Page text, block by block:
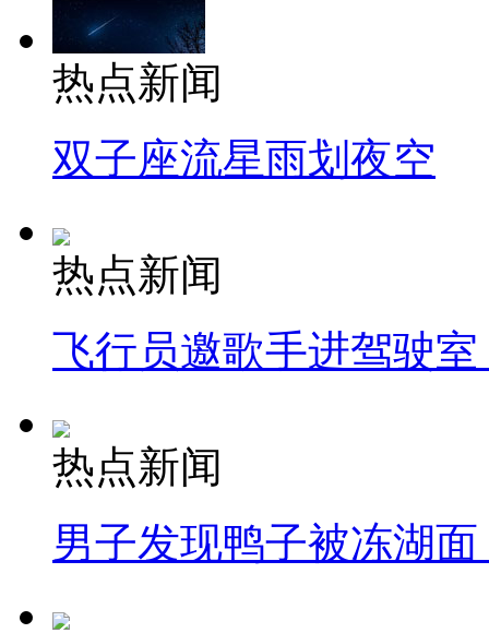
热点新闻
双子座流星雨划夜空
热点新闻
飞行员邀歌手进驾驶
热点新闻
男子发现鸭子被冻湖